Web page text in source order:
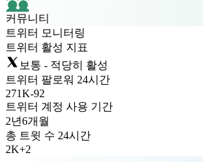
커뮤니티
트위터 모니터링
트위터 활성 지표
보통 - 적당히 활성
트위터 팔로워 24시간
271K-92
트위터 계정 사용 기간
2년6개월
총 트윗 수 24시간
2K+2